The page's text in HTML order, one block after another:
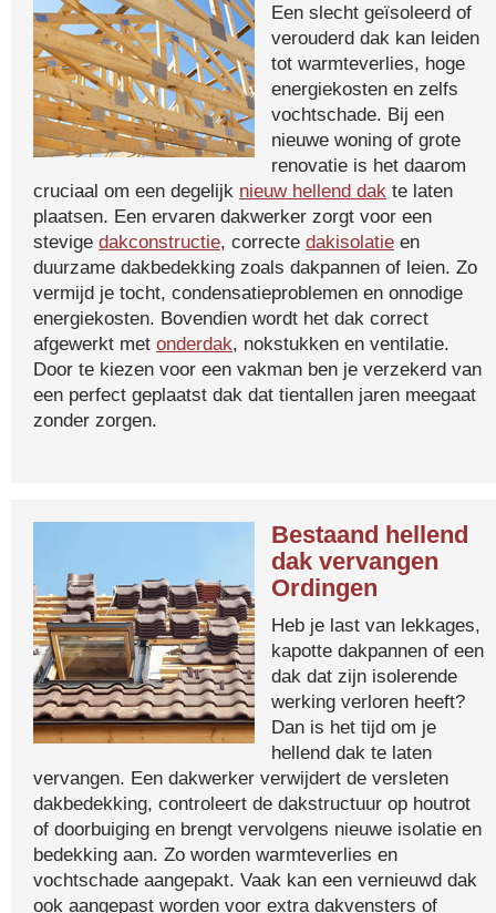
Een slecht geïsoleerd of
verouderd dak kan leiden
tot warmteverlies, hoge
energiekosten en zelfs
vochtschade. Bij een
nieuwe woning of grote
renovatie is het daarom
cruciaal om een degelijk nieuw hellend dak te laten
plaatsen. Een ervaren dakwerker zorgt voor een
stevige dakconstructie, correcte dakisolatie en
duurzame dakbedekking zoals dakpannen of leien. Zo
vermijd je tocht, condensatieproblemen en onnodige
energiekosten. Bovendien wordt het dak correct
afgewerkt met onderdak, nokstukken en ventilatie.
Door te kiezen voor een vakman ben je verzekerd van
een perfect geplaatst dak dat tientallen jaren meegaat
zonder zorgen.
Bestaand hellend
dak vervangen
Ordingen
Heb je last van lekkages,
kapotte dakpannen of een
dak dat zijn isolerende
werking verloren heeft?
Dan is het tijd om je
hellend dak te laten
vervangen. Een dakwerker verwijdert de versleten
dakbedekking, controleert de dakstructuur op houtrot
of doorbuiging en brengt vervolgens nieuwe isolatie en
bedekking aan. Zo worden warmteverlies en
vochtschade aangepakt. Vaak kan een vernieuwd dak
ook aangepast worden voor extra dakvensters of